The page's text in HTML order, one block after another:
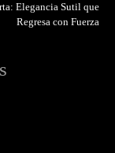
Elegancia Sutil que
Regresa con Fuerza